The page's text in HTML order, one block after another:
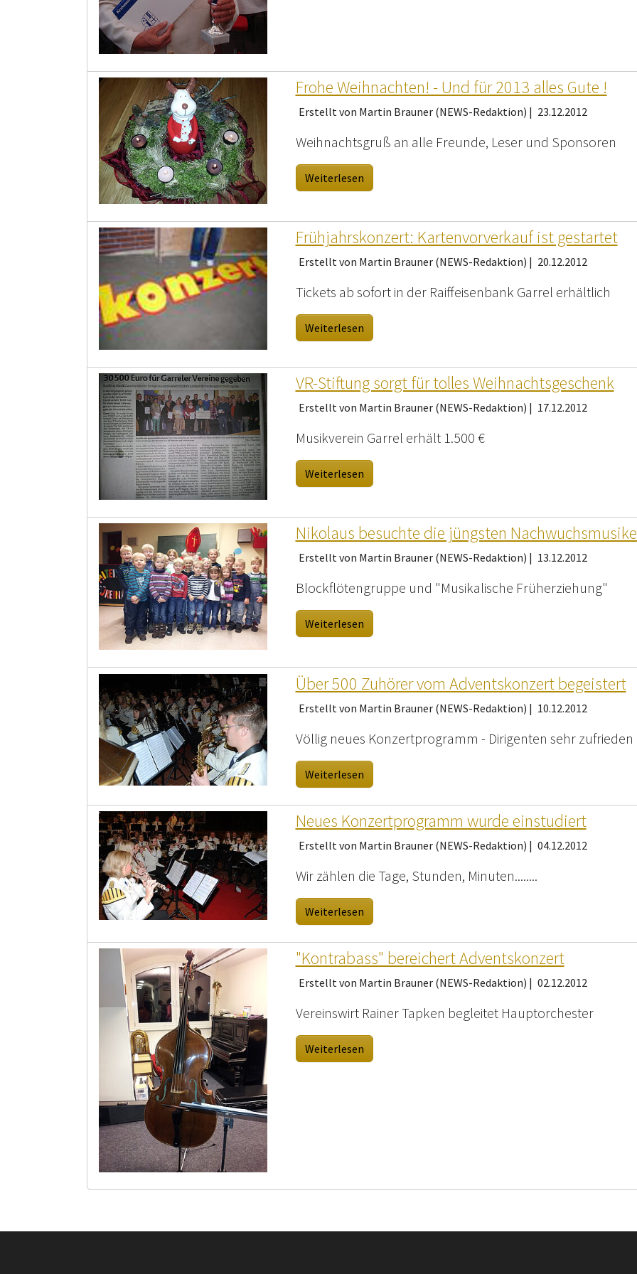
Frohe Weihnachten! - Und für 2013 alles Gute !
Erstellt von Martin Brauner (NEWS-Redaktion) | 23.12.2012
Weihnachtsgruß an alle Freunde, Leser und Sponsoren
Weiterlesen
Frühjahrskonzert: Kartenvorverkauf ist gestartet
Erstellt von Martin Brauner (NEWS-Redaktion) | 20.12.2012
Tickets ab sofort in der Raiffeisenbank Garrel erhältlich
Weiterlesen
VR-Stiftung sorgt für tolles Weihnachtsgeschenk
Erstellt von Martin Brauner (NEWS-Redaktion) | 17.12.2012
Musikverein Garrel erhält 1.500 €
Weiterlesen
Nikolaus besuchte die jüngsten
Erstellt von Martin Brauner (NEWS-Redaktion) | 13.12.2012
Blockflötengruppe und "Musikalische Früherziehung"
Weiterlesen
Über 500 Zuhörer vom Adventskonzert begeistert
Erstellt von Martin Brauner (NEWS-Redaktion) | 10.12.2012
Völlig neues Konzertprogramm - Dirigenten sehr zufrieden
Weiterlesen
Neues Konzertprogramm wurde einstudiert
Erstellt von Martin Brauner (NEWS-Redaktion) | 04.12.2012
Wir zählen die Tage, Stunden, Minuten........
Weiterlesen
"Kontrabass" bereichert Adventskonzert
Erstellt von Martin Brauner (NEWS-Redaktion) | 02.12.2012
Vereinswirt Rainer Tapken begleitet Hauptorchester
Weiterlesen